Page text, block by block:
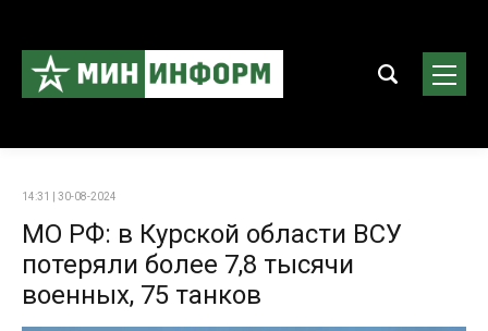
14:31 | 30-08-2024
МО РФ: в Курской области ВСУ
потеряли более 7,8 тысячи
военных, 75 танков